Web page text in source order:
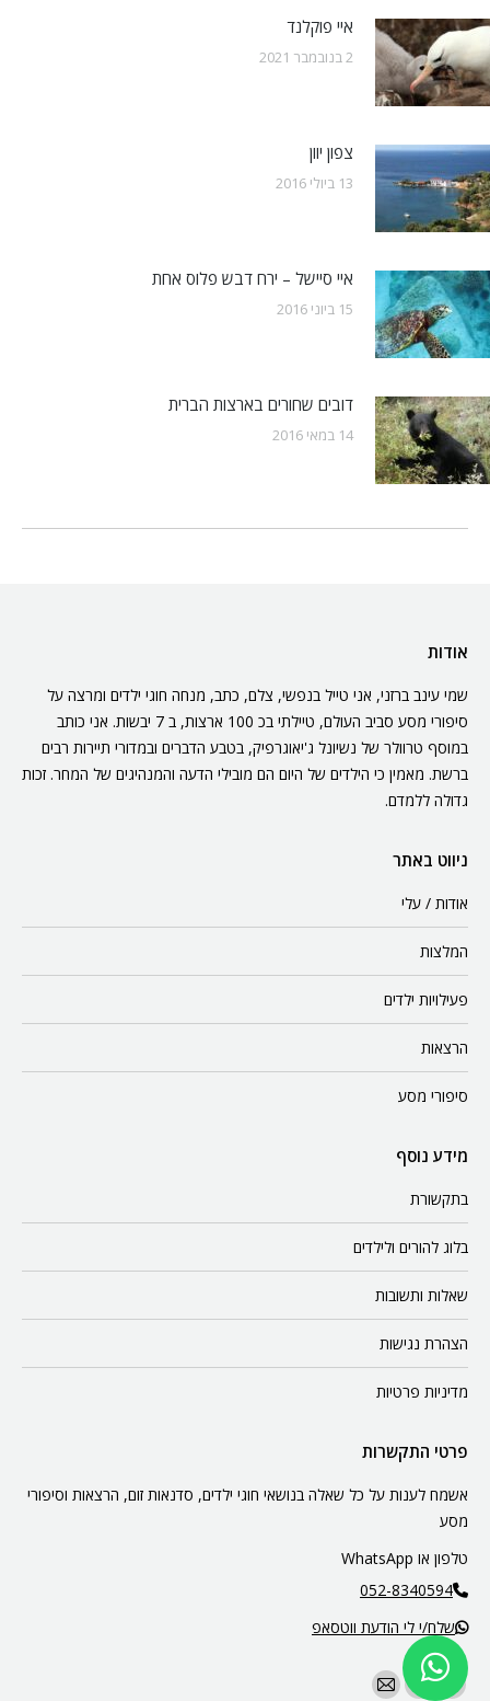
איי פוקלנד
2 בנובמבר 2021
צפון יוון
13 ביולי 2016
איי סיישל – ירח דבש פלוס אחת
15 ביוני 2016
דובים שחורים בארצות הברית
14 במאי 2016
אודות
שמי עינב ברזני, אני טייל בנפשי, צלם, כתב, מנחה חוגי ילדים ומרצה על
סיפורי מסע סביב העולם, טיילתי בכ 100 ארצות, ב 7 יבשות. אני כותב
במוסף טרוולר של נשיונל ג'יאוגרפיק, בטבע הדברים ובמדורי תיירות רבים
ברשת. מאמין כי הילדים של היום הם מובילי הדעה והמנהיגים של המחר. זכות
גדולה ללמדם.
ניווט באתר
אודות / עלי
המלצות
פעילויות ילדים
הרצאות
סיפורי מסע
מידע נוסף
בתקשורת
בלוג להורים ולילדים
שאלות ותשובות
הצהרת נגישות
מדיניות פרטיות
פרטי התקשרות
אשמח לענות על כל שאלה בנושאי חוגי ילדים, סדנאות זום, הרצאות וסיפורי
מסע
טלפון או WhatsApp
052-8340594
שלח/י לי הודעת ווטסאפ
Find us on:
Facebook
YouTube
Mail